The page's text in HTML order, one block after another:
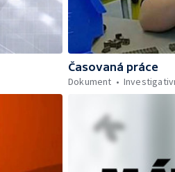
Časovaná práce
Dokument